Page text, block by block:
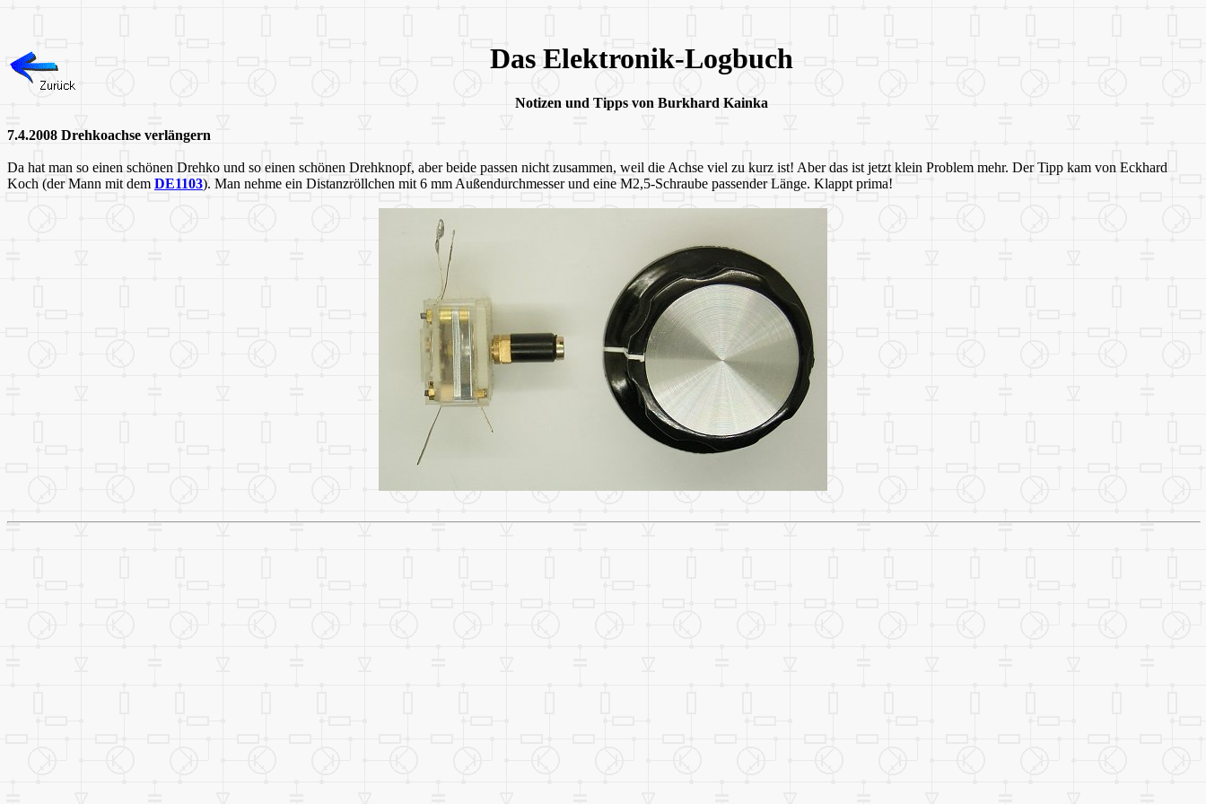
Das Elektronik-Logbuch
Notizen und Tipps von Burkhard Kainka
7.4.2008 Drehkoachse verlängern
Da hat man so einen schönen Drehko und so einen schönen Drehknopf, aber beide passen nicht zusammen, weil die Achse viel zu kurz ist! Aber das ist jetzt klein Problem mehr. Der Tipp kam von Eckhard
Koch (der Mann mit dem DE1103). Man nehme ein Distanzröllchen mit 6 mm Außendurchmesser und eine M2,5-Schraube passender Länge. Klappt prima!